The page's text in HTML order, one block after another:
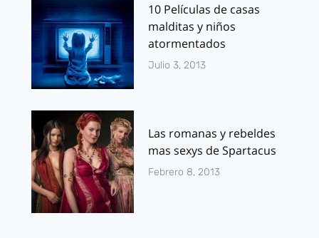
10 Películas de casas
malditas y niños
atormentados
Julio 3, 2013
Las romanas y rebeldes
mas sexys de Spartacus
Febrero 8, 2013